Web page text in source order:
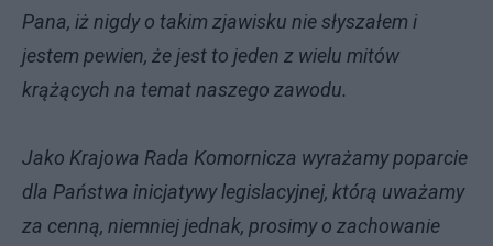
Pana, iż nigdy o takim zjawisku nie słyszałem i
jestem pewien, że jest to jeden z wielu mitów
krążących na temat naszego zawodu.
Jako Krajowa Rada Komornicza wyrażamy poparcie
dla Państwa inicjatywy legislacyjnej, którą uważamy
za cenną, niemniej jednak, prosimy o zachowanie